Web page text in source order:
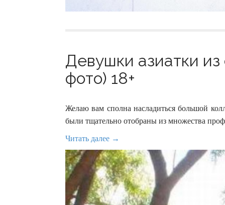
Девушки азиатки
фото) 18+
Желаю вам сполна насладиться большой
были тщательно отобраны из множества
Читать далее →